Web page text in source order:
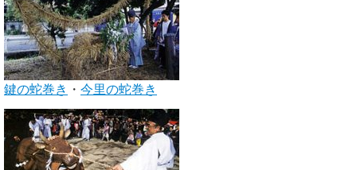
鍵の蛇巻き ・ 今里の蛇巻き